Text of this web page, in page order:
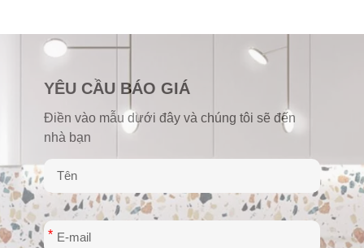
YÊU CẦU BÁO GIÁ
Điền vào mẫu dưới đây và chúng tôi sẽ đến
nhà bạn
*